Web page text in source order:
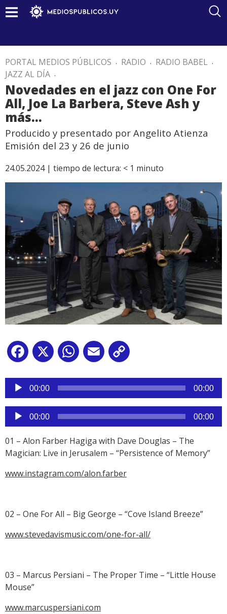
PORTAL MEDIOS PÚBLICOS . RADIO . RADIO BABEL .
JAZZ AL DÍA .
Novedades en el jazz con One For
All, Joe La Barbera, Steve Ash y
más…
Producido y presentado por Angelito Atienza
Emisión del 23 y 26 de junio
24.05.2024 | tiempo de lectura: < 1 minuto
Facebook
X WhatsApp
Email
Link
Reproductor
audio
00:00 00:00
Reproductor
de
audio
00:00 00:00
01 – Alon Farber Hagiga with Dave Douglas – The
Magician: Live in Jerusalem – “Persistence of Memory”
www.instagram.com/alon.farber
02 – One For All – Big George – “Cove Island Breeze”
www.stevedavismusic.com/one-for-all/
03 – Marcus Persiani – The Proper Time – “Little House
Mouse”
www.marcuspersiani.com